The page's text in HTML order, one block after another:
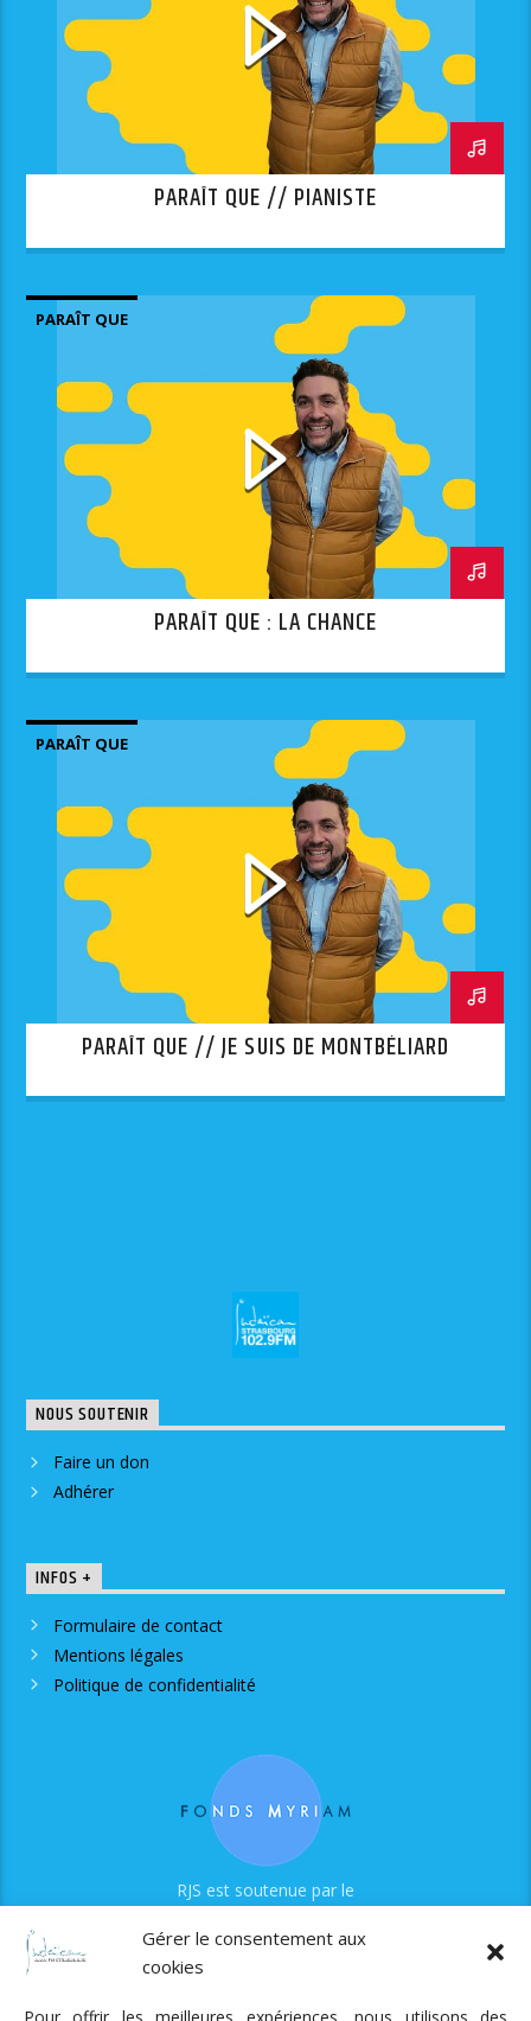
Gérer le consentement aux
cookies
PARAÎT QUE // PIANISTE
PARAÎT QUE
PARAÎT QUE : LA CHANCE
PARAÎT QUE
PARAÎT QUE // JE SUIS DE MONTBÉLIARD
NOUS SOUTENIR
Faire un don
Adhérer
INFOS +
Formulaire de contact
Mentions légales
Politique de confidentialité
RJS est soutenue par le